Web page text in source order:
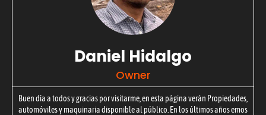
Daniel Hidalgo
Owner
Buen día a todos y gracias por visitarme, en esta página verán Propiedades,
automóviles y maquinaria disponible al público. En los últimos años emos